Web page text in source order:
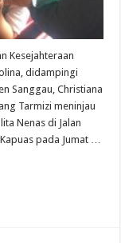
Kesejahteraan
didampingi
Sanggau, Christiana
Tarmizi meninjau
Nenas di Jalan
pada Jumat …